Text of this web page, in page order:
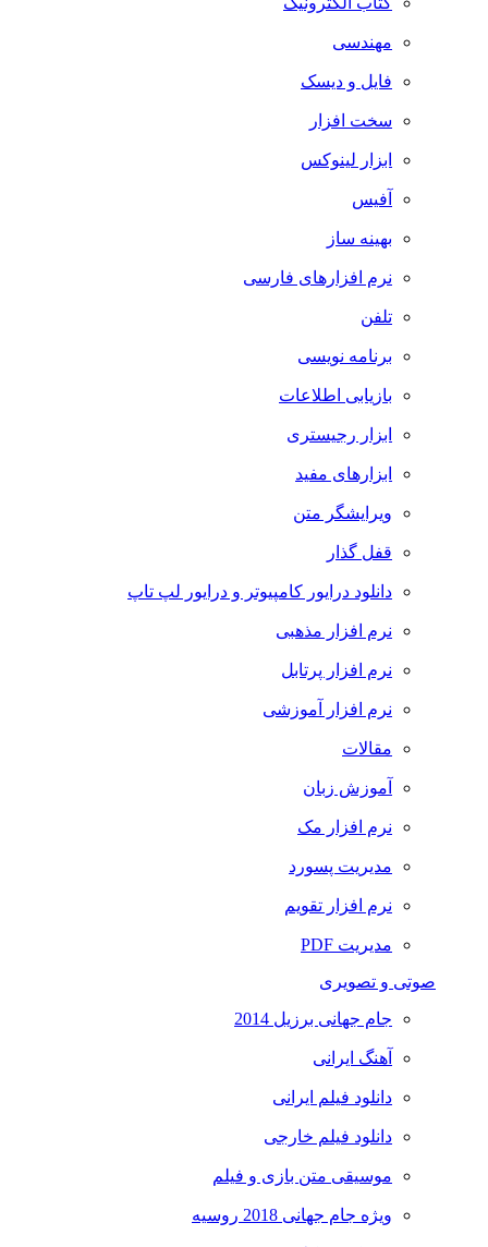
مهندسی
فایل و دیسک
سخت افزار
ابزار لینوکس
آفیس
بهینه ساز
نرم افزارهای فارسی
تلفن
برنامه نویسی
بازیابی اطلاعات
ابزار رجیستری
ابزارهای مفید
ویرایشگر متن
قفل گذار
دانلود درایور کامپیوتر و درایور لپ تاپ
نرم افزار مذهبی
نرم افزار پرتابل
نرم افزار آموزشی
مقالات
آموزش زبان
نرم افزار مک
مدیریت پسورد
نرم افزار تقویم
مدیریت PDF
صوتی و تصویری
جام جهانی برزیل 2014
آهنگ ایرانی
دانلود فیلم ایرانی
دانلود فیلم خارجی
موسیقی متن بازی و فیلم
ویژه جام جهانی 2018 روسیه